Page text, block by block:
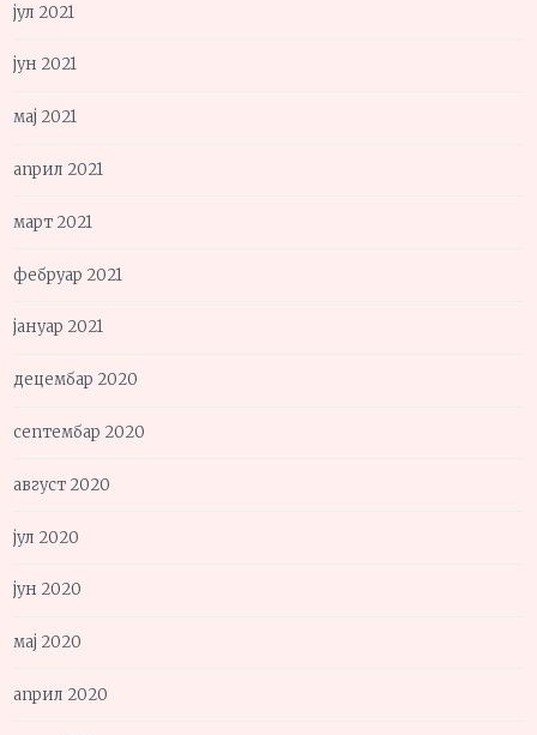
јул 2021
јун 2021
мај 2021
април 2021
март 2021
фебруар 2021
јануар 2021
децембар 2020
септембар 2020
август 2020
јул 2020
јун 2020
мај 2020
април 2020